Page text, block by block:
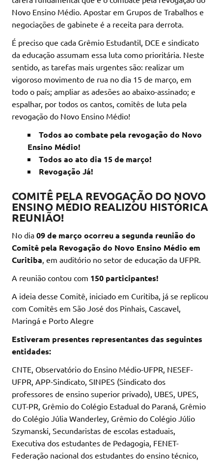
Novo Ensino Médio. Apostar em Grupos de Trabalhos e
negociações de gabinete é a receita para derrota.
É preciso que cada Grêmio Estudantil, DCE e sindicato
da educação assumam essa luta como prioritária. Neste
sentido, as tarefas mais urgentes são: realizar um
vigoroso movimento de rua no dia 15 de março, em
todo o país; ampliar as adesões ao abaixo-assinado; e
espalhar, por todos os cantos, comitês de luta pela
revogação do Novo Ensino Médio!
Todos ao combate pela revogação do Novo
Ensino Médio!
Todos ao ato dia 15 de março!
Revogação Já!
COMITÊ PELA REVOGAÇÃO DO NOVO
ENSINO MÉDIO REALIZOU HISTÓRICA
REUNIÃO!
No dia 09 de março ocorreu a segunda reunião do
Comitê pela Revogação do Novo Ensino Médio em
Curitiba , em auditório no setor de educação da UFPR.
A reunião contou com 150 participantes!
A ideia desse Comitê, iniciado em Curitiba, já se replicou
com Comitês em São José dos Pinhais, Cascavel,
Maringá e Porto Alegre
Estiveram presentes representantes das seguintes
entidades:
CNTE, Observatório do Ensino Médio-UFPR, NESEF-
UFPR, APP-Sindicato, SINPES (Sindicato dos
professores de ensino superior privado), UBES, UPES,
CUT-PR, Grêmio do Colégio Estadual do Paraná, Grêmio
do Colégio Júlia Wanderley, Grêmio do Colégio Júlio
Szymanski, Secundaristas de escolas estaduais,
Executiva dos estudantes de Pedagogia, FENET-
Federação nacional dos estudantes do ensino técnico,